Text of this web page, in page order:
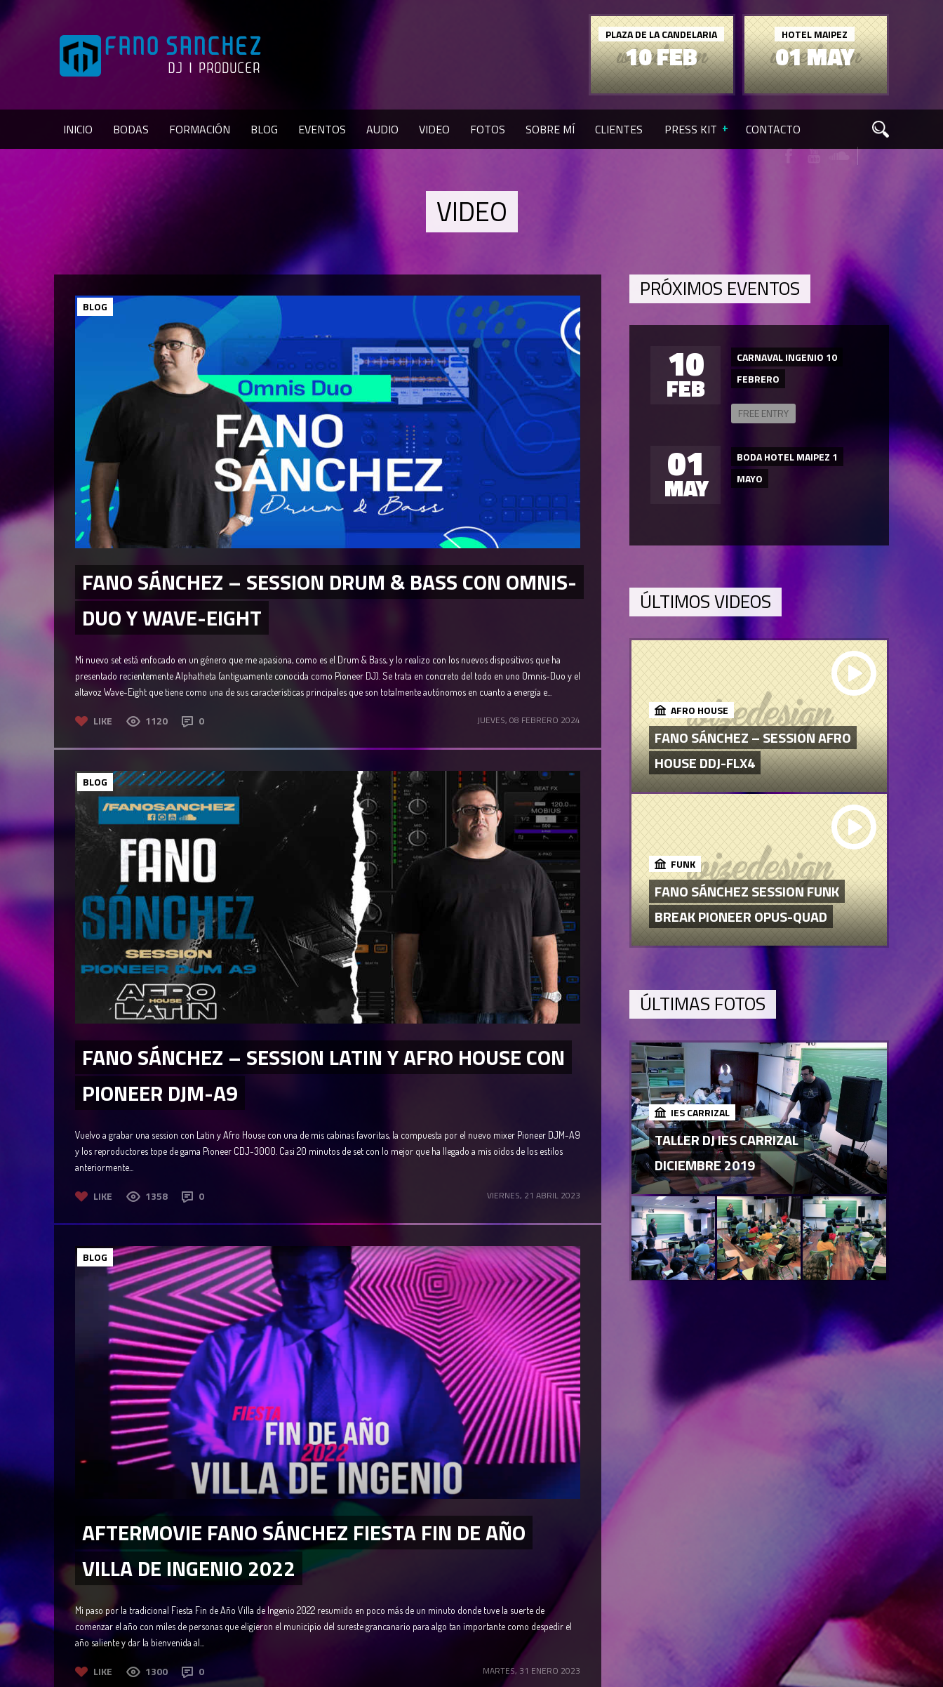
01 MAY
HOTEL MAIPEZ
10 FEB
PLAZA DE LA CANDELARIA
INICIO BODAS FORMACIÓN BLOG EVENTOS AUDIO VIDEO FOTOS SOBRE MÍ CLIENTES PRESS KIT CONTACTO
VIDEO
BLOG
FANO SÁNCHEZ – SESSION DRUM & BASS CON OMNIS-
DUO Y WAVE-EIGHT
Mi nuevo set está enfocado en un género que me apasiona, como es el Drum & Bass, y lo realizo con los nuevos dispositivos que ha
presentado recientemente Alphatheta (antiguamente conocida como Pioneer DJ). Se trata en concreto del todo en uno Omnis-Duo y el
altavoz Wave-Eight que tiene como una de sus características principales que son totalmente autónomos en cuanto a energía e...
LIKE 1120 0 JUEVES, 08 FEBRERO 2024
BLOG
FANO SÁNCHEZ – SESSION LATIN Y AFRO HOUSE CON
PIONEER DJM-A9
Vuelvo a grabar una session con Latin y Afro House con una de mis cabinas favoritas, la compuesta por el nuevo mixer Pioneer DJM-A9
y los reproductores tope de gama Pioneer CDJ-3000. Casi 20 minutos de set con lo mejor que ha llegado a mis oídos de los estilos
anteriormente...
LIKE 1358 0 VIERNES, 21 ABRIL 2023
BLOG
AFTERMOVIE FANO SÁNCHEZ FIESTA FIN DE AÑO
VILLA DE INGENIO 2022
Mi paso por la tradicional Fiesta Fin de Año Villa de Ingenio 2022 resumido en poco más de un minuto donde tuve la suerte de
comenzar el año con miles de personas que eligieron el municipio del sureste grancanario para algo tan importante como despedir el
año saliente y dar la bienvenida al...
LIKE 1300 0 MARTES, 31 ENERO 2023
PRÓXIMOS EVENTOS
10
FEB
CARNAVAL INGENIO 10
FEBRERO
FREE ENTRY
01
MAY
BODA HOTEL MAIPEZ 1
MAYO
ÚLTIMOS VIDEOS
AFRO HOUSE
FANO SÁNCHEZ – SESSION AFRO
HOUSE DDJ-FLX4
FUNK
FANO SÁNCHEZ SESSION FUNK
BREAK PIONEER OPUS-QUAD
ÚLTIMAS FOTOS
IES CARRIZAL
TALLER DJ IES CARRIZAL
DICIEMBRE 2019